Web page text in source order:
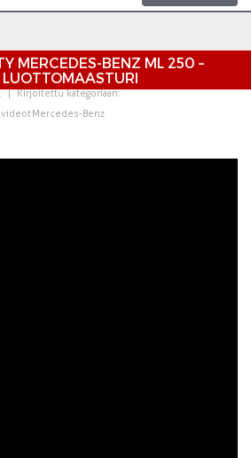
MERCEDES-BENZ ML 250 –
| Kirjoitettu kategoriaan:
Mercedes-Benz